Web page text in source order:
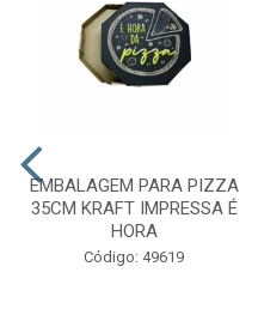
EMBALAGEM PARA PIZZA
35CM KRAFT IMPRESSA É
HORA
Código: 49619